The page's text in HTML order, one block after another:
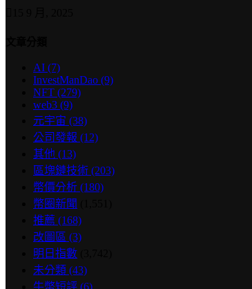
AI (7)
InvestManDao (9)
NFT (279)
web3 (9)
元宇宙 (38)
公司發報 (12)
其他 (13)
區塊鏈技術 (203)
幣價分析 (180)
幣圈新聞
推薦 (168)
改圖區 (3)
明日指數
未分類 (43)